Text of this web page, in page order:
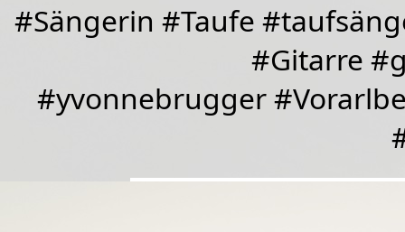
#Sängerin #Taufe
#Gitarre
#yvonnebrugger